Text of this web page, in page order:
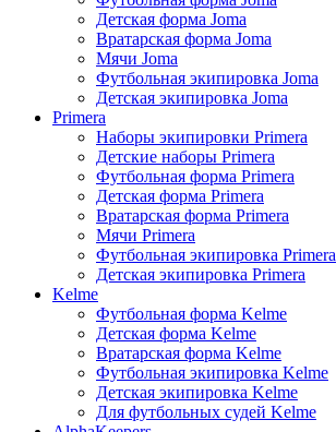
Детская форма Joma
Вратарская форма Joma
Мячи Joma
Футбольная экипировка Joma
Детская экипировка Joma
Primera
Наборы экипировки Primera
Детские наборы Primera
Футбольная форма Primera
Детская форма Primera
Вратарская форма Primera
Мячи Primera
Футбольная экипировка Primera
Детская экипировка Primera
Kelme
Футбольная форма Kelme
Детская форма Kelme
Вратарская форма Kelme
Футбольная экипировка Kelme
Детская экипировка Kelme
Для футбольных судей Kelme